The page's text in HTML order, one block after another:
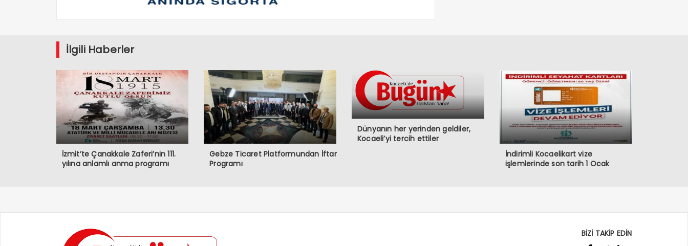
İlgili Haberler
İzmit’te Çanakkale Zaferi’nin 111.
yılına anlamlı anma programı
Gebze Ticaret Platformundan İftar
Programı
Dünyanın her yerinden geldiler,
Kocaeli’yi tercih ettiler
İndirimli Kocaelikart vize
işlemlerinde son tarih 1 Ocak
BİZİ TAKİP EDİN